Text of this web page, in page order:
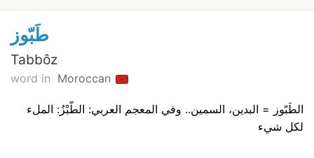
طَبّوز
Tabbôz
word in Moroccan
الطَبّوز = البدين، السمين.. وفي المعجم العربي: الطّبْزُ: الملء
لكل شيء